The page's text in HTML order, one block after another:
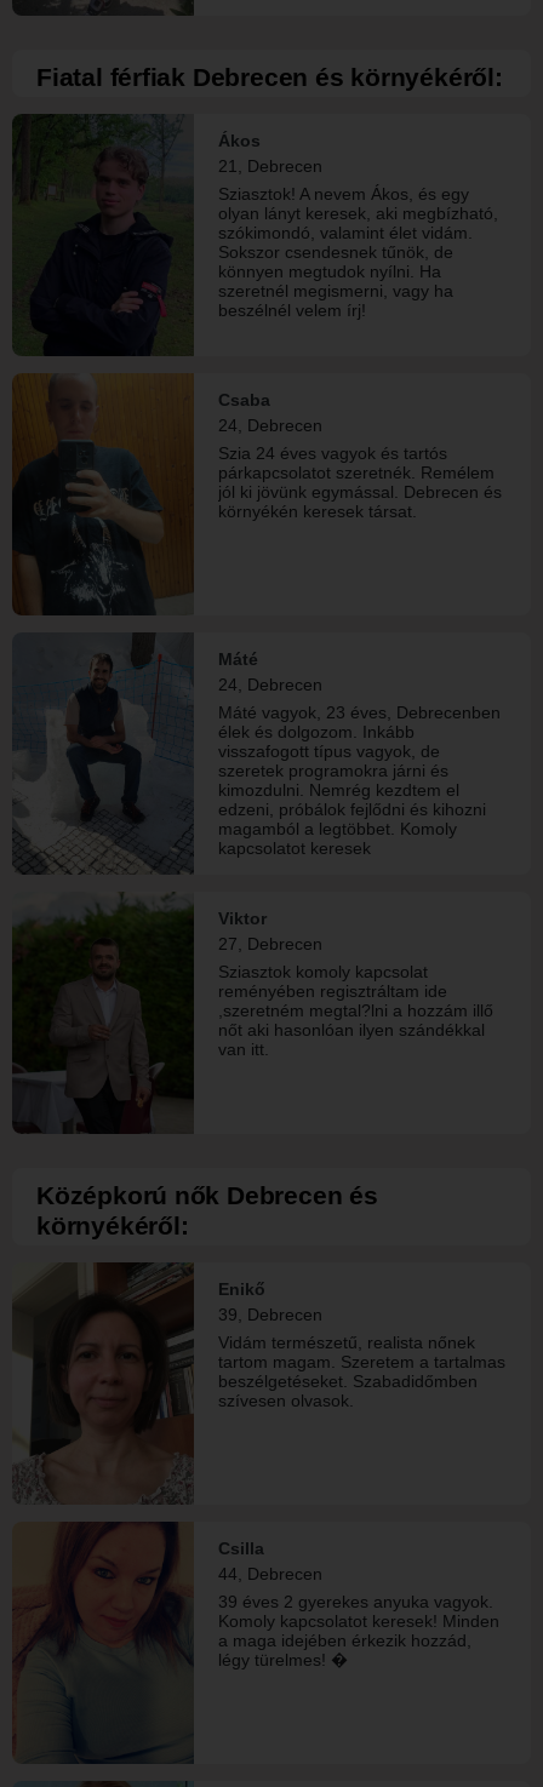
Fiatal férfiak Debrecen és környékéről:
Ákos
21, Debrecen
Sziasztok! A nevem Ákos, és egy
olyan lányt keresek, aki megbízható,
szókimondó, valamint élet vidám.
Sokszor csendesnek tűnök, de
könnyen megtudok nyílni. Ha
szeretnél megismerni, vagy ha
beszélnél velem írj!
Csaba
24, Debrecen
Szia 24 éves vagyok és tartós
párkapcsolatot szeretnék. Remélem
jól ki jövünk egymással. Debrecen és
környékén keresek társat.
Máté
24, Debrecen
Máté vagyok, 23 éves, Debrecenben
élek és dolgozom. Inkább
visszafogott típus vagyok, de
szeretek programokra járni és
kimozdulni. Nemrég kezdtem el
edzeni, próbálok fejlődni és kihozni
magamból a legtöbbet. Komoly
kapcsolatot keresek
Viktor
27, Debrecen
Sziasztok komoly kapcsolat
reményében regisztráltam ide
,szeretném megtal?lni a hozzám illő
nőt aki hasonlóan ilyen szándékkal
van itt.
Középkorú nők Debrecen és
környékéről:
Enikő
39, Debrecen
Vidám természetű, realista nőnek
tartom magam. Szeretem a tartalmas
beszélgetéseket. Szabadidőmben
szívesen olvasok.
Csilla
44, Debrecen
39 éves 2 gyerekes anyuka vagyok.
Komoly kapcsolatot keresek! Minden
a maga idejében érkezik hozzád,
légy türelmes! �